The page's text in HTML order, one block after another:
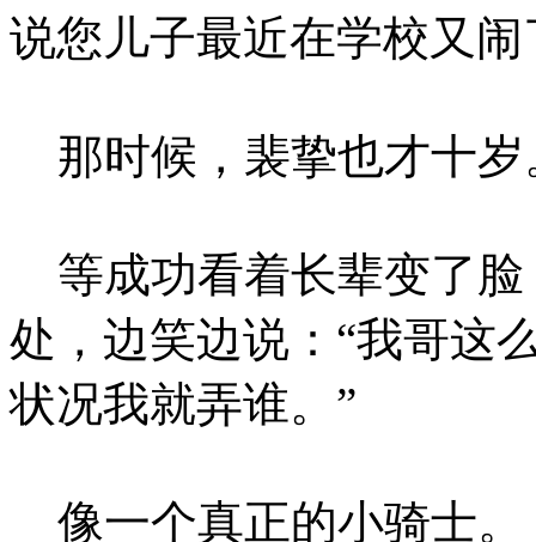
说您儿子最近在学校又
那时候，裴挚也才十岁
等成功看着长辈变了脸
处，边笑边说：“我哥这
状况我就弄谁。”
像一个真正的小骑士。